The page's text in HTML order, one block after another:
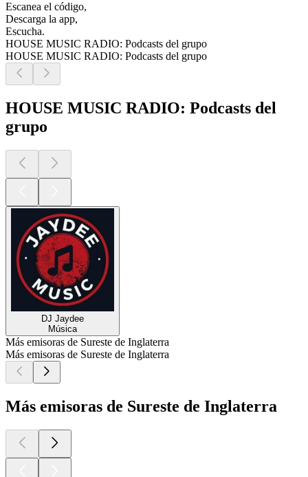
Escanea el código,
Descarga la app,
Escucha.
HOUSE MUSIC RADIO: Podcasts del grupo
HOUSE MUSIC RADIO: Podcasts del grupo
HOUSE MUSIC RADIO: Podcasts del
grupo
DJ Jaydee
Música
Más emisoras de Sureste de Inglaterra
Más emisoras de Sureste de Inglaterra
Más emisoras de Sureste de Inglaterra